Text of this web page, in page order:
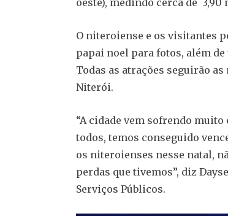
O niteroiense e os visitantes
papai noel para fotos, além
Todas as atrações seguirão
Niterói.
“A cidade vem sofrendo muito
todos, temos conseguido
os niteroienses nesse natal,
perdas que tivemos”, diz
Serviços Públicos.